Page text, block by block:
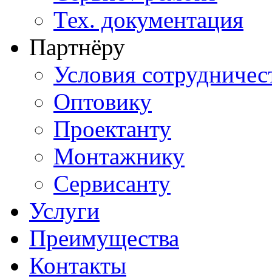
Тех. документация
Партнёру
Условия
Оптовику
Проектанту
Монтажнику
Сервисанту
Услуги
Преимущества
Контакты